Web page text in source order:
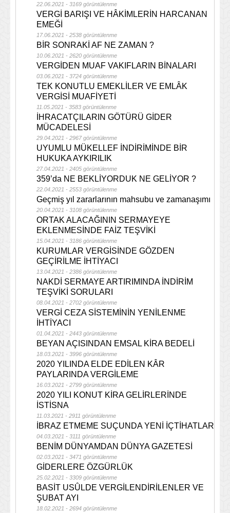
22.06.2021 - 3169 görüntülenme
VERGİ BARIŞI VE HÂKİMLERİN HARCANAN
EMEĞİ
17.06.2021 - 2538 görüntülenme
BİR SONRAKİ AF NE ZAMAN ?
10.06.2021 - 2620 görüntülenme
VERGİDEN MUAF VAKIFLARIN BİNALARI
03.06.2021 - 3724 görüntülenme
TEK KONUTLU EMEKLİLER VE EMLÂK
VERGİSİ MUAFİYETİ
11.05.2021 - 3583 görüntülenme
İHRACATÇILARIN GÖTÜRÜ GİDER
MÜCADELESİ
29.04.2021 - 2967 görüntülenme
UYUMLU MÜKELLEF İNDİRİMİNDE BİR
HUKUKA AYKIRILIK
27.04.2021 - 2405 görüntülenme
359’da NE BEKLİYORDUK NE GELİYOR ?
22.04.2021 - 2553 görüntülenme
Geçmiş yıl zararlarının mahsubu ve zamanaşımı
20.04.2021 - 3108 görüntülenme
ORTAK ALACAĞININ SERMAYEYE
EKLENMESİNDE FAİZ TEŞVİKİ
15.04.2021 - 3186 görüntülenme
KURUMLAR VERGİSİNDE GÖZDEN
GEÇİRİLME İHTİYACI
13.04.2021 - 2386 görüntülenme
NAKDİ SERMAYE ARTIRIMINDA İNDİRİM
TEŞVİKİ SORULARI
08.04.2021 - 2702 görüntülenme
VERGİ CEZA SİSTEMİNİN YENİLENME
İHTİYACI
01.04.2021 - 2443 görüntülenme
BEYAN AÇISINDAN EMSAL KİRA BEDELİ
18.03.2021 - 3996 görüntülenme
2020 YILINDA ELDE EDİLEN KÂR
PAYLARINDA VERGİLEME
16.03.2021 - 2799 görüntülenme
2020 YILI KONUT KİRA GELİRLERİNDE
İSTİSNA
11.03.2021 - 2911 görüntülenme
İBRAZ ETMEME SUÇUNDA YENİ İÇTİHATLAR
04.03.2021 - 3111 görüntülenme
BENİM DÜNYAMDAN DÜNYA GAZETESİ
02.03.2021 - 3471 görüntülenme
GİDERLERE ÖZGÜRLÜK
25.02.2021 - 3309 görüntülenme
BASİT USÛLDE VERGİLENDİRİLENLER VE
ŞUBAT AYI
18.02.2021 - 2694 görüntülenme